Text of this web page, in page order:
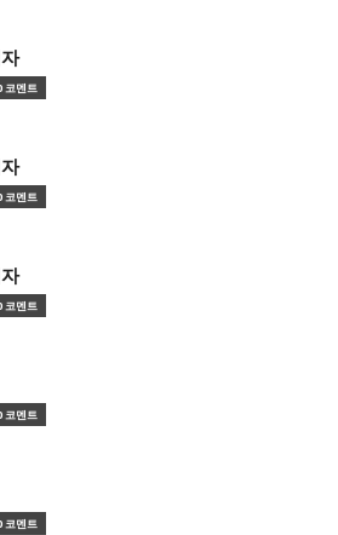
코멘트
코멘트
코멘트
코멘트
코멘트